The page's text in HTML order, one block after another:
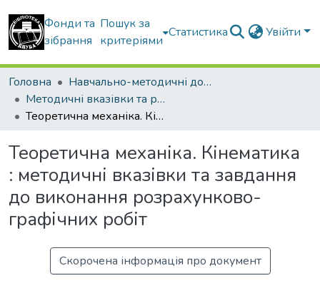
Фонди та
зібрання
Пошук за
критеріями
Статистика Увійти
Головна
Навчально-методичні документи
Методичні вказівки та рекомендації
Теоретична механіка. Кінематика : методичні вказівки та завдання до виконання розрахунково-графічних робіт
Теоретична механіка. Кінематика
: методичні вказівки та завдання
до виконання розрахунково-
графічних робіт
Скорочена інформація про документ